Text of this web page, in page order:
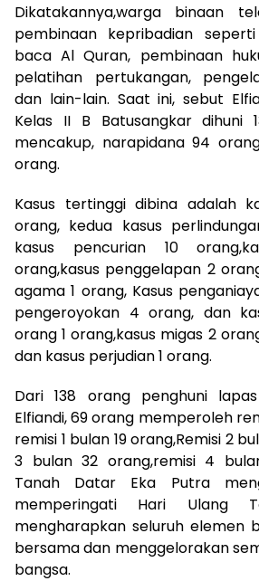
Dikatakannya,warga binaan
pembinaan kepribadian
baca Al Quran, pembinaan
pelatihan pertukangan,
dan lain-lain. Saat ini, sebut
Kelas II B Batusangkar dihuni
mencakup, narapidana 94
orang.
Kasus tertinggi dibina adalah
orang, kedua kasus
kasus pencurian 10
orang,kasus penggelapan 2
agama 1 orang, Kasus
pengeroyokan 4 orang, dan
orang 1 orang,kasus migas 2
dan kasus perjudian 1 orang.
Dari 138 orang penghuni
Elfiandi, 69 orang memperoleh
remisi 1 bulan 19 orang,Remisi 2
3 bulan 32 orang,remisi 4
Tanah Datar Eka Putra
memperingati Hari Ulang
mengharapkan seluruh elemen
bersama dan menggelorakan
bangsa.